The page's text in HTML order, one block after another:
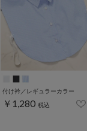
付け衿／レギュラーカラー
￥1,280 税込